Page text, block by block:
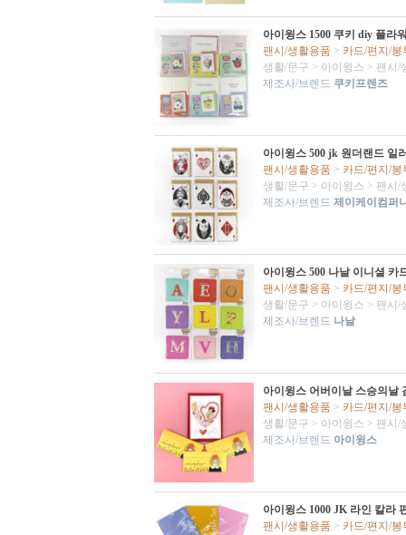
아이윙스 1500 쿠키 diy 플라
팬시/생활용품 > 카드/편지/봉
생활/문구 > 아이윙스 > 팬시/
제조사/브렌드 쿠키프렌즈
아이윙스 500 jk 원더랜드 일
팬시/생활용품 > 카드/편지/봉
생활/문구 > 아이윙스 > 팬시/
제조사/브렌드 제이케이컴퍼
아이윙스 500 나날 이니셜 카
팬시/생활용품 > 카드/편지/봉
생활/문구 > 아이윙스 > 팬시/
제조사/브렌드 나날
아이윙스 어버이날 스승의날
팬시/생활용품 > 카드/편지/봉
생활/문구 > 아이윙스 > 팬시/
제조사/브렌드 아이윙스
아이윙스 1000 JK 라인 칼라
팬시/생활용품 > 카드/편지/봉